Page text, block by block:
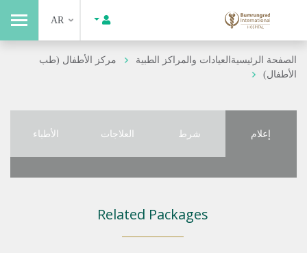
AR
الصفحة الرئيسيةالعيادات والمراكز الطبية
مركز الأطفال (طب
الأطفال)
إعلام شرط العلاجات الأطباء
Related Packages